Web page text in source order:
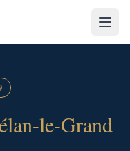
le-Grand